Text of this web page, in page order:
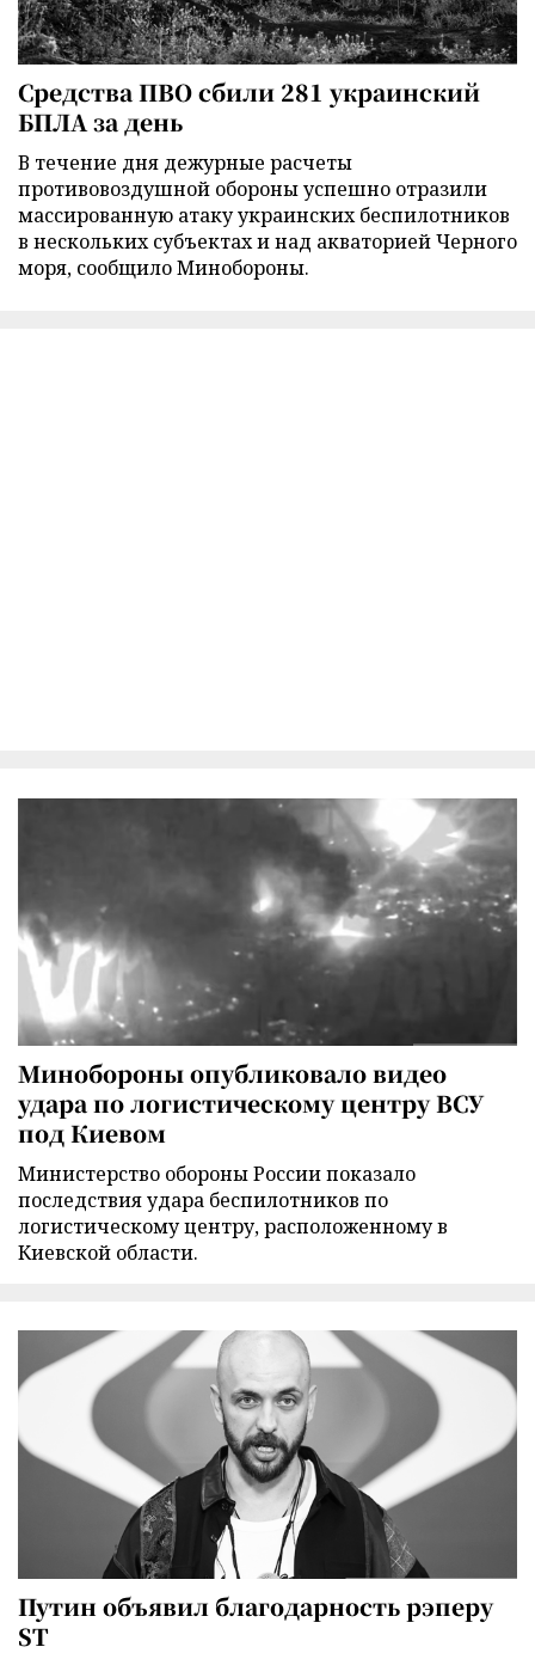
Средства ПВО сбили 281 украинский
БПЛА за день
В течение дня дежурные расчеты
противовоздушной обороны успешно отразили
массированную атаку украинских беспилотников
в нескольких субъектах и над акваторией Черного
моря, сообщило Минобороны.
Минобороны опубликовало видео
удара по логистическому центру ВСУ
под Киевом
Министерство обороны России показало
последствия удара беспилотников по
логистическому центру, расположенному в
Киевской области.
Путин объявил благодарность рэперу
ST